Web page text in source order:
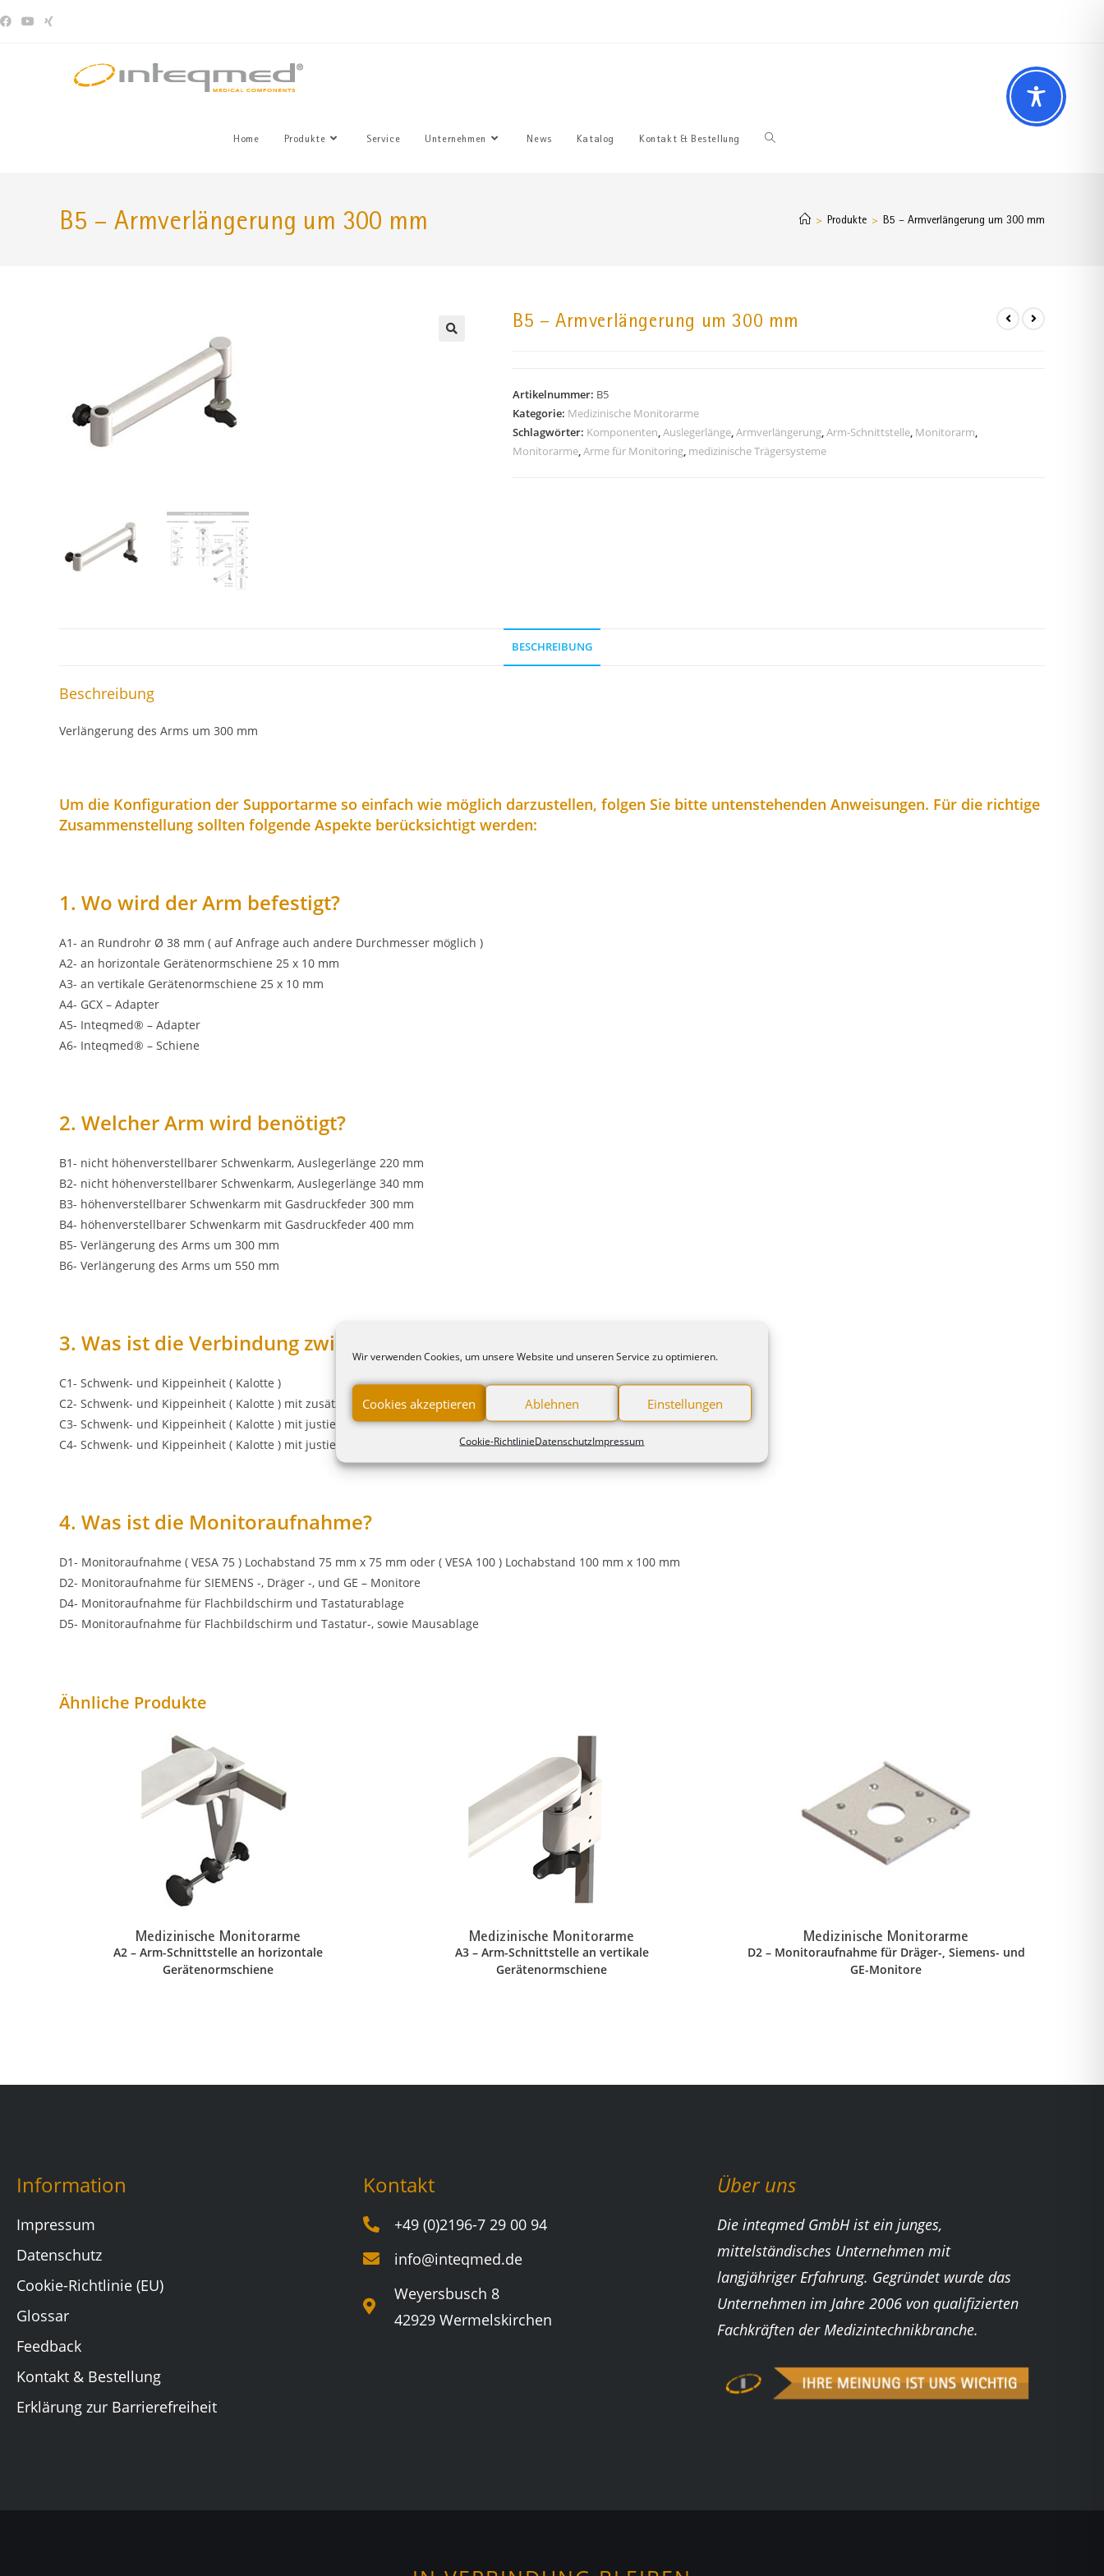
Wir verwenden Cookies, um unsere Website und unseren Service zu optimieren.
Cookies akzeptieren Ablehnen Einstellungen
Cookie-RichtlinieDatenschutzImpressum
Home Produkte Service Unternehmen News Katalog Kontakt & Bestellung
B5 – Armverlängerung um 300 mm > Produkte > B5 – Armverlängerung um 300 mm
B5 – Armverlängerung um 300 mm
Artikelnummer: B5
Kategorie: Medizinische Monitorarme
Schlagwörter: Komponenten,Auslegerlänge,Armverlängerung,Arm-Schnittstelle, Monitorarm,
Monitorarme,Arme für Monitoring, medizinische Trägersysteme
BESCHREIBUNG
Beschreibung
Verlängerung des Arms um 300 mm
Um die Konfiguration der Supportarme so einfach wie möglich darzustellen, folgen Sie bitte untenstehenden Anweisungen. Für die richtige
Zusammenstellung sollten folgende Aspekte berücksichtigt werden:
1. Wo wird der Arm befestigt?
A1- an Rundrohr Ø 38 mm ( auf Anfrage auch andere Durchmesser möglich )
A2- an horizontale Gerätenormschiene 25 x 10 mm
A3- an vertikale Gerätenormschiene 25 x 10 mm
A4- GCX – Adapter
A5- Inteqmed® – Adapter
A6- Inteqmed® – Schiene
2. Welcher Arm wird benötigt?
B1- nicht höhenverstellbarer Schwenkarm, Auslegerlänge 220 mm
B2- nicht höhenverstellbarer Schwenkarm, Auslegerlänge 340 mm
B3- höhenverstellbarer Schwenkarm mit Gasdruckfeder 300 mm
B4- höhenverstellbarer Schwenkarm mit Gasdruckfeder 400 mm
B5- Verlängerung des Arms um 300 mm
B6- Verlängerung des Arms um 550 mm
3. Was ist die Verbindung zwischen Monitoraufnahme und Arm?
C1- Schwenk- und Kippeinheit ( Kalotte )
C2- Schwenk- und Kippeinheit ( Kalotte ) mit zusätzlichem Handgriff
C3- Schwenk- und Kippeinheit ( Kalotte ) mit justierbarer Kippneigungskraft
C4- Schwenk- und Kippeinheit ( Kalotte ) mit justierbarer Kippneigungskraft und zusätzlichem Handgriff
4. Was ist die Monitoraufnahme?
D1- Monitoraufnahme ( VESA 75 ) Lochabstand 75 mm x 75 mm oder ( VESA 100 ) Lochabstand 100 mm x 100 mm
D2- Monitoraufnahme für SIEMENS -, Dräger -, und GE – Monitore
D4- Monitoraufnahme für Flachbildschirm und Tastaturablage
D5- Monitoraufnahme für Flachbildschirm und Tastatur-, sowie Mausablage
Ähnliche Produkte
Medizinische Monitorarme
A2 – Arm-Schnittstelle an horizontale
Gerätenormschiene
Medizinische Monitorarme
A3 – Arm-Schnittstelle an vertikale
Gerätenormschiene
Medizinische Monitorarme
D2 – Monitoraufnahme für Dräger-, Siemens- und
GE-Monitore
Information
Impressum
Datenschutz
Cookie-Richtlinie (EU)
Glossar
Feedback
Kontakt & Bestellung
Erklärung zur Barrierefreiheit
Kontakt
+49 (0)2196-7 29 00 94
info@inteqmed.de
Weyersbusch 8
42929 Wermelskirchen
Über uns
Die inteqmed GmbH ist ein junges,
mittelständisches Unternehmen mit
langjähriger Erfahrung. Gegründet wurde das
Unternehmen im Jahre 2006 von qualifizierten
Fachkräften der Medizintechnikbranche.